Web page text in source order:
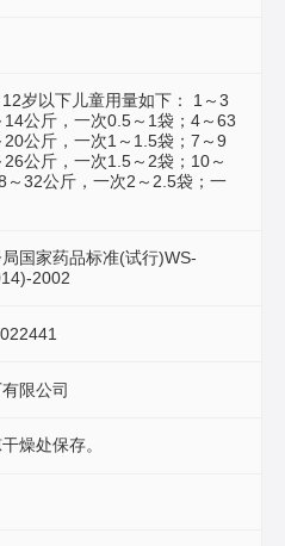
岁以下儿童用量如下： 1～3
公斤，一次0.5～1袋；4～63
公斤，一次1～1.5袋；7～9
公斤，一次1.5～2袋；10～
～32公斤，一次2～2.5袋；一
国家药品标准(试行)WS-
2002
限公司
燥处保存。